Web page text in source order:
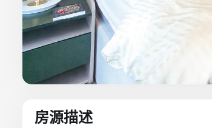
房源描述